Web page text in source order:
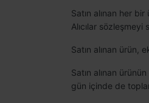
Satın alınan her
Alıcılar sözleşmeyi
Satın alınan ürün,
Satın alınan
gün içinde de